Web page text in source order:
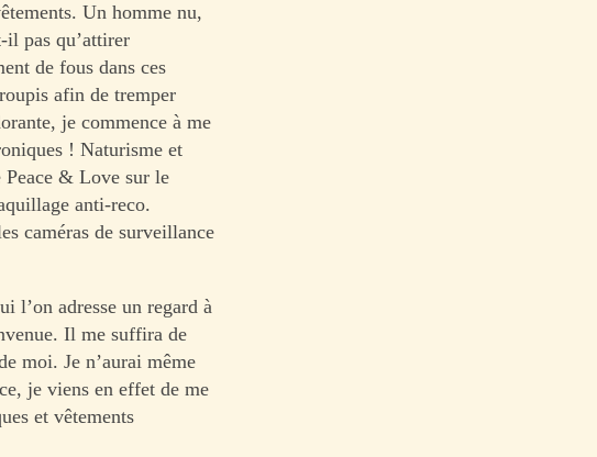
Un homme nu,
il pas qu’attirer
de fous dans ces
afin de tremper
je commence à me
! Naturisme et
& Love sur le
anti-reco.
caméras de surveillance
l’on adresse un regard à
Il me suffira de
moi. Je n’aurai même
je viens en effet de me
et vêtements